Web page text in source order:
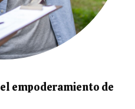
empoderamiento de